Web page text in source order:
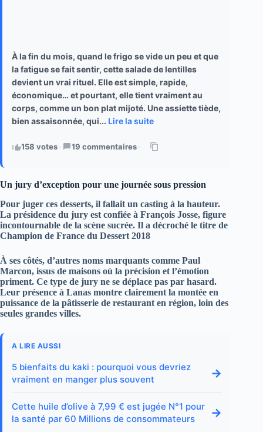
À la fin du mois, quand le frigo se vide un peu et que
la fatigue se fait sentir, cette salade de lentilles
devient un vrai rituel. Elle est simple, rapide,
économique… et pourtant, elle tient vraiment au
corps, comme un bon plat mijoté. Une assiette tiède,
bien assaisonnée, qui... Lire la suite
158 votes· 19 commentaires·
Un jury d’exception pour une journée sous pression
Pour juger ces desserts, il fallait un casting à la hauteur.
La présidence du jury est confiée à François Josse, figure
incontournable de la scène sucrée. Il a décroché le titre de
Champion de France du Dessert 2018
À ses côtés, d’autres noms marquants comme Paul
Marcon, issus de maisons où la précision et l’émotion
priment. Ce type de jury ne se déplace pas par hasard.
Leur présence à Lanas montre clairement la montée en
puissance de la pâtisserie de restaurant en région, loin des
seules grandes villes.
A LIRE AUSSI
5 bienfaits du kaki : pourquoi vous devriez
vraiment en manger plus souvent
→
Cette huile d’olive à 7,99 € est jugée N°1 pour
la santé par 60 Millions de consommateurs
→